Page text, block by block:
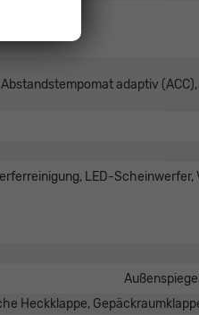
adaptiv (ACC),
LED-Scheinwerfer,
Heckklappe,